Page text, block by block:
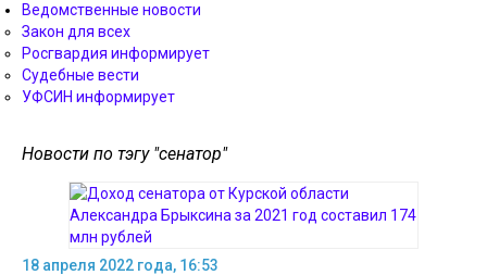
Ведомственные новости
Закон для всех
Росгвардия информирует
Судебные вести
УФСИН информирует
Новости по тэгу "сенатор"
18 апреля 2022 года, 16:53